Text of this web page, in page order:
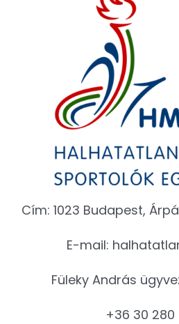
Cím: 1023 Budapest,
E-mail:
Füleky András
+36 30 280